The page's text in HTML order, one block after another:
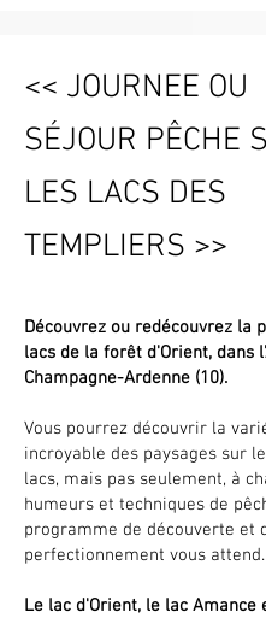
<< JOURNEE OU
SÉJOUR PÊCHE
LES LACS DES
TEMPLIERS >>
Découvrez ou redécouvrez la
lacs de la forêt d'Orient, dans
Champagne-Ardenne (10).
Vous pourrez découvrir la
incroyable des paysages sur
lacs, mais pas seulement, à
humeurs et techniques de
programme de découverte et
perfectionnement vous attend.
Le lac d'Orient, le lac Amance